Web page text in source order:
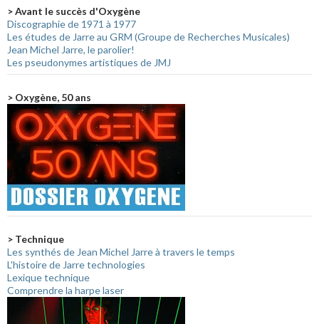
> Avant le succès d'Oxygène
Discographie de 1971 à 1977
Les études de Jarre au GRM (Groupe de Recherches Musicales)
Jean Michel Jarre, le parolier!
Les pseudonymes artistiques de JMJ
> Oxygène, 50 ans
> Technique
Les synthés de Jean Michel Jarre à travers le temps
L'histoire de Jarre technologies
Lexique technique
Comprendre la harpe laser